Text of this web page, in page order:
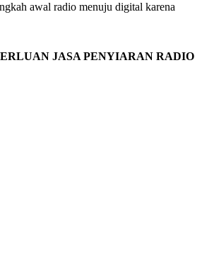
awal radio menuju digital karena
JASA PENYIARAN RADIO